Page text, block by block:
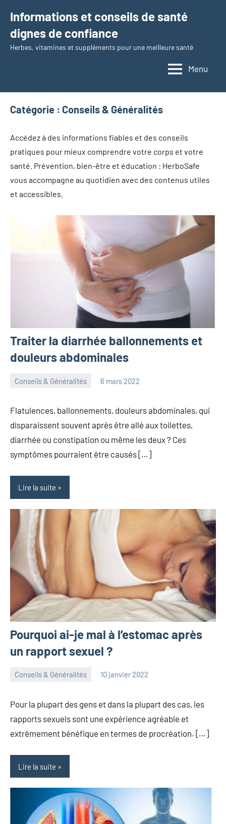
contenu
Informations et conseils de santé
dignes de confiance
Herbes, vitamines et suppléments pour une meilleure santé
Menu
Catégorie : Conseils & Généralités
Accédez à des informations fiables et des conseils
pratiques pour mieux comprendre votre corps et votre
santé. Prévention, bien-être et éducation : HerboSafe
vous accompagne au quotidien avec des contenus utiles
et accessibles.
Traiter la diarrhée ballonnements et
douleurs abdominales
Conseils & Généralités 6 mars 2022
Flatulences, ballonnements, douleurs abdominales, qui
disparaissent souvent après être allé aux toilettes,
diarrhée ou constipation ou même les deux ? Ces
symptômes pourraient être causés […]
Lire la suite
Pourquoi ai-je mal à l’estomac après
un rapport sexuel ?
Conseils & Généralités 10 janvier 2022
Pour la plupart des gens et dans la plupart des cas, les
rapports sexuels sont une expérience agréable et
extrêmement bénéfique en termes de procréation. […]
Lire la suite